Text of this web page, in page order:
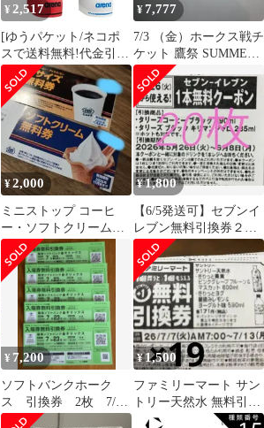
¥ 2,517
[ゆうパケット/ネコポ
スで送料無料!代金引換
購入不可／配達日時指
定不可] arena(アリーナ)
公式大会可 競泳 水泳
キャップ AQUAFORCE
3D (アクアフォース3D)
シリコンキャップ 男女
兼用 [AS5SSC02U] ※安
心のお荷物追跡番号有
り
¥7,777
7/3 （金）ホークス戦チ
ケット 鷹祭 SUMMER
BOOST
¥2,000
ミニストップ コーヒ
ー・ソフトクリーム
交換 ７枚セット
¥1,800
【6/5発送可】セブンイ
レブン無料引換券２０
枚〜引換は6/8迄〜
¥ 7,200
ソフトバンクホーク
ス 引換券 2枚 7/23
木曜日
¥1,500
ファミリーマート サン
トリー天然水 無料引換